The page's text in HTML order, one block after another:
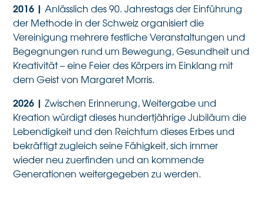
2016 | Anlässlich des 90. Jahrestags der Einführung
der Methode in der Schweiz organisiert die
Vereinigung mehrere festliche Veranstaltungen und
Begegnungen rund um Bewegung, Gesundheit und
Kreativität – eine Feier des Körpers im Einklang mit
dem Geist von Margaret Morris.
2026 |Zwischen Erinnerung, Weitergabe und
Kreation würdigt dieses hundertjährige Jubiläum die
Lebendigkeit und den Reichtum dieses Erbes und
bekräftigt zugleich seine Fähigkeit, sich immer
wieder neu zuerfinden und an kommende
Generationen weitergegeben zu werden.